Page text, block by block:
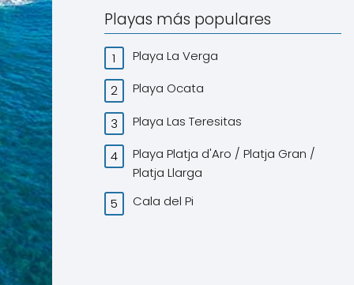
Playas más populares
Playa La Verga
Playa Ocata
Playa Las Teresitas
Playa Platja d'Aro / Platja Gran /
Platja Llarga
Cala del Pi